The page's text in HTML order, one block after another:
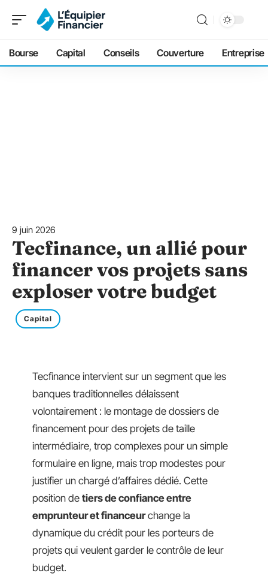
Bourse Capital Conseils Couverture Entreprise
9 juin 2026
Tecfinance, un allié pour
financer vos projets sans
exploser votre budget
Capital
Tecfinance intervient sur un segment que les
banques traditionnelles délaissent
volontairement : le montage de dossiers de
financement pour des projets de taille
intermédiaire, trop complexes pour un simple
formulaire en ligne, mais trop modestes pour
justifier un chargé d’affaires dédié. Cette
position de tiers de confiance entre
emprunteur et financeurchange la
dynamique du crédit pour les porteurs de
projets qui veulent garder le contrôle de leur
budget.